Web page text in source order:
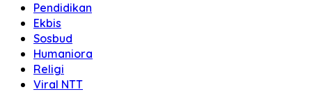
Pendidikan
Ekbis
Sosbud
Humaniora
Religi
Viral NTT